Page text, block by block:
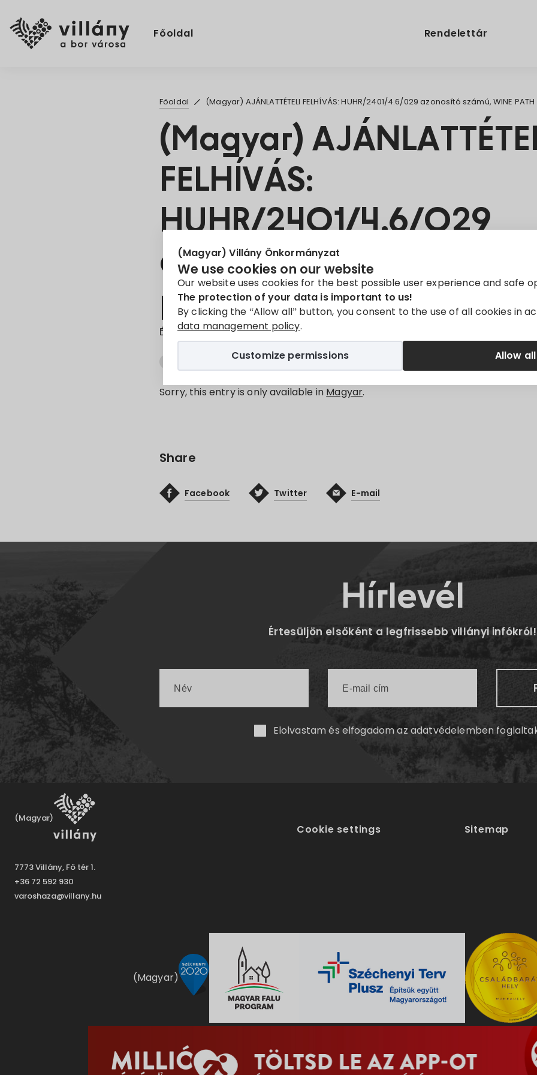
(Magyar) Villány Önkormányzat
We use cookies on our website
Our website uses cookies for the best possible user experience and safe
The protection of your data is important to us!
By clicking the “Allow all” button, you consent to the use of all cookies in
data management policy.
Allow all
Customize permissions
Főoldal Rendelettár
Főoldal (Magyar) AJÁNLATTÉTELI FELHÍVÁS: HUHR/2401/4.6/029 azonosító számú, WINE
(Magyar)
FELHÍVÁS:
HUHR/2401/4.6/029
azonosító számú, WINE
projekt
26. Mar 2026
AJÁNLATTÉTELI FELHÍVÁS WINE PATH
Sorry, this entry is only available in Magyar.
Share
Facebook Twitter E-mail
Hírlevél
Értesüljön elsőként a legfrissebb villányi infókról!
Elolvastam és elfogadom azadatvédelemben
(Magyar)
7773 Villány, Fő tér 1.
+36 72 592 930
varoshaza@villany.hu
Cookie settings Sitemap
(Magyar)